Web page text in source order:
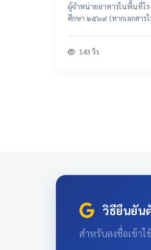
ผู้จำหน่ายอาหารในพื้นที่โร
ศึกษา ๒๕๖๙ (หากเอกสารไม่แสดงผล โปรดรอสัก
ไฟล์ต้นฉบับ
143 วิว
วิธียืนยัน
สำหรับลงชื่อเข้าใ